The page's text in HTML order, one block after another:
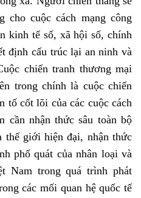
cho cuộc cách mạng công
kinh tế số, xã hội số, chính
định cấu trúc lại an ninh và
chiến tranh thương mại
trong chính là cuộc chiến
tố cốt lõi của các cuộc cách
cần nhận thức sâu toàn bộ
thế giới hiện đại, nhận thức
phổ quát của nhân loại và
Nam trong quá trình phát
các mối quan hệ quốc tế